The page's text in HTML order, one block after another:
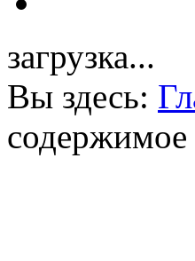
загрузка...
Вы здесь: